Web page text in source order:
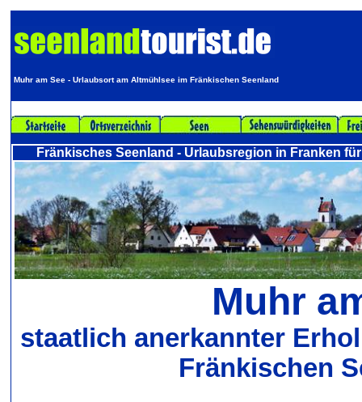
Muhr am See - Urlaubsort am Altmühlsee im Fränkischen Seenland
Fränkisches Seenland - Urlaubsregion in Franken
Muhr
staatlich anerkannter
Fränkischen